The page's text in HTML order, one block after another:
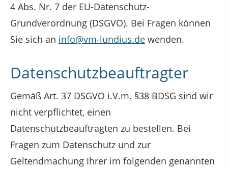
4 Abs. Nr. 7 der EU-Datenschutz-
Grundverordnung (DSGVO). Bei Fragen können
Sie sich an info@vm-lundius.de wenden.
Datenschutzbeauftragter
Gemäß Art. 37 DSGVO i.V.m. §38 BDSG sind wir
nicht verpflichtet, einen
Datenschutzbeauftragten zu bestellen. Bei
Fragen zum Datenschutz und zur
Geltendmachung Ihrer im folgenden genannten